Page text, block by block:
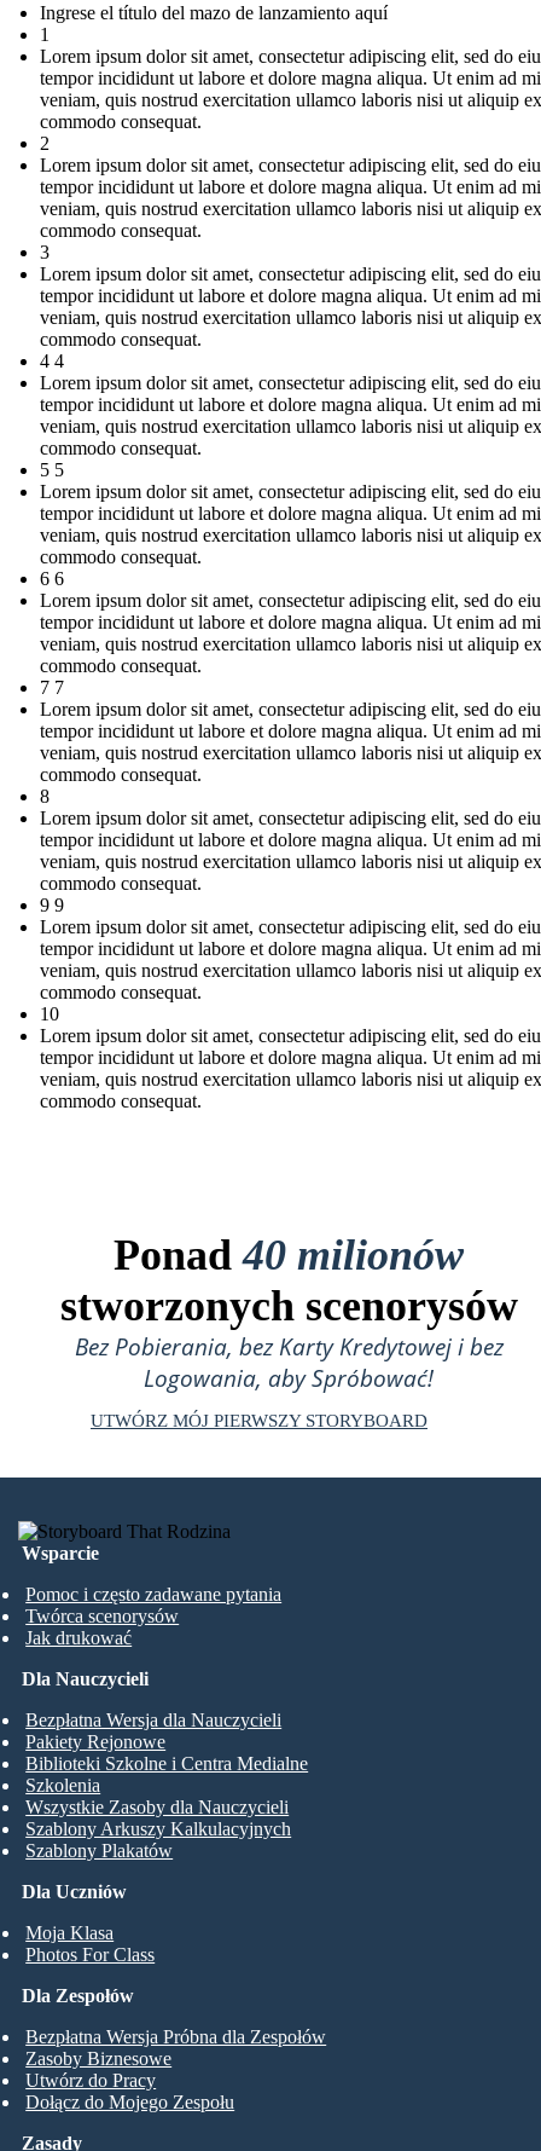
Ingrese el título del mazo de lanzamiento aquí
1
Lorem ipsum dolor sit amet, consectetur adipiscing elit, sed do
tempor incididunt ut labore et dolore magna aliqua. Ut enim ad
veniam, quis nostrud exercitation ullamco laboris nisi ut aliquip
commodo consequat.
2
Lorem ipsum dolor sit amet, consectetur adipiscing elit, sed do
tempor incididunt ut labore et dolore magna aliqua. Ut enim ad
veniam, quis nostrud exercitation ullamco laboris nisi ut aliquip
commodo consequat.
3
Lorem ipsum dolor sit amet, consectetur adipiscing elit, sed do
tempor incididunt ut labore et dolore magna aliqua. Ut enim ad
veniam, quis nostrud exercitation ullamco laboris nisi ut aliquip
commodo consequat.
4 4
Lorem ipsum dolor sit amet, consectetur adipiscing elit, sed do
tempor incididunt ut labore et dolore magna aliqua. Ut enim ad
veniam, quis nostrud exercitation ullamco laboris nisi ut aliquip
commodo consequat.
5 5
Lorem ipsum dolor sit amet, consectetur adipiscing elit, sed do
tempor incididunt ut labore et dolore magna aliqua. Ut enim ad
veniam, quis nostrud exercitation ullamco laboris nisi ut aliquip
commodo consequat.
6 6
Lorem ipsum dolor sit amet, consectetur adipiscing elit, sed do
tempor incididunt ut labore et dolore magna aliqua. Ut enim ad
veniam, quis nostrud exercitation ullamco laboris nisi ut aliquip
commodo consequat.
7 7
Lorem ipsum dolor sit amet, consectetur adipiscing elit, sed do
tempor incididunt ut labore et dolore magna aliqua. Ut enim ad
veniam, quis nostrud exercitation ullamco laboris nisi ut aliquip
commodo consequat.
8
Lorem ipsum dolor sit amet, consectetur adipiscing elit, sed do
tempor incididunt ut labore et dolore magna aliqua. Ut enim ad
veniam, quis nostrud exercitation ullamco laboris nisi ut aliquip
commodo consequat.
9 9
Lorem ipsum dolor sit amet, consectetur adipiscing elit, sed do
tempor incididunt ut labore et dolore magna aliqua. Ut enim ad
veniam, quis nostrud exercitation ullamco laboris nisi ut aliquip
commodo consequat.
10
Lorem ipsum dolor sit amet, consectetur adipiscing elit, sed do
tempor incididunt ut labore et dolore magna aliqua. Ut enim ad
veniam, quis nostrud exercitation ullamco laboris nisi ut aliquip
commodo consequat.
Ponad40 milionów
stworzonych scenorysów
Bez Pobierania, bez Karty Kredytowej i bez
Logowania, aby Spróbować!
UTWÓRZ MÓJ PIERWSZY STORYBOARD
Wsparcie
Pomoc i często zadawane pytania
Twórca scenorysów
Jak drukować
Dla Uczniów
Moja Klasa
Photos For Class
Dla Nauczycieli
Bezpłatna Wersja dla Nauczycieli
Pakiety Rejonowe
Biblioteki Szkolne i Centra Medialne
Szkolenia
Wszystkie Zasoby dla Nauczycieli
Szablony Arkuszy Kalkulacyjnych
Szablony Plakatów
Dla Zespołów
Bezpłatna Wersja Próbna dla Zespołów
Zasoby Biznesowe
Utwórz do Pracy
Dołącz do Mojego Zespołu
Zasady